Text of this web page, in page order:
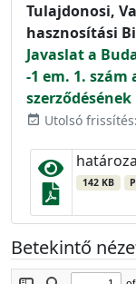
Tulajdonosi,
hasznosítási
Javaslat a
-1 em. 1.
event_available Utolsó
142 KB
Betekintő